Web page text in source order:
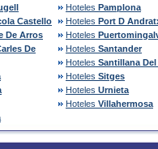
Hoteles Pamplona
Castello Hoteles Port D
De Arros Hoteles
De
Hoteles Santander
Hoteles Santillana Del
Hoteles Sitges
Hoteles Urnieta
Hoteles Villahermosa